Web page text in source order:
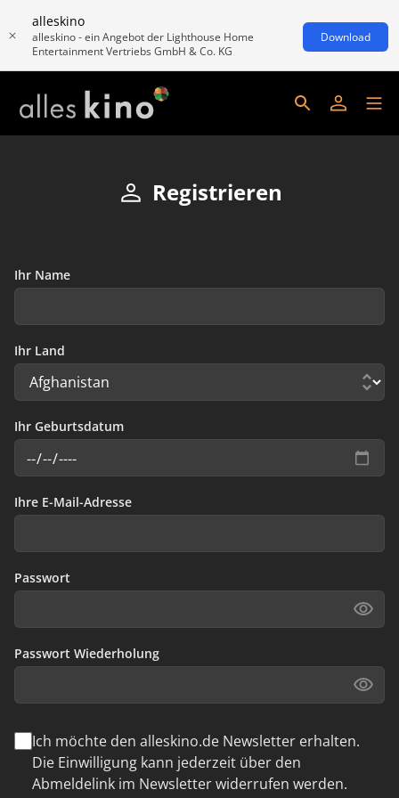
alleskino
alleskino - ein Angebot der Lighthouse Home
Entertainment Vertriebs GmbH & Co. KG
Download
Registrieren
Ihr Name
Ihr Land
Ihr Geburtsdatum
Ihre E-Mail-Adresse
Passwort
Passwort Wiederholung
Ich möchte den alleskino.de Newsletter erhalten.
Die Einwilligung kann jederzeit über den
Abmeldelink im Newsletter widerrufen werden.